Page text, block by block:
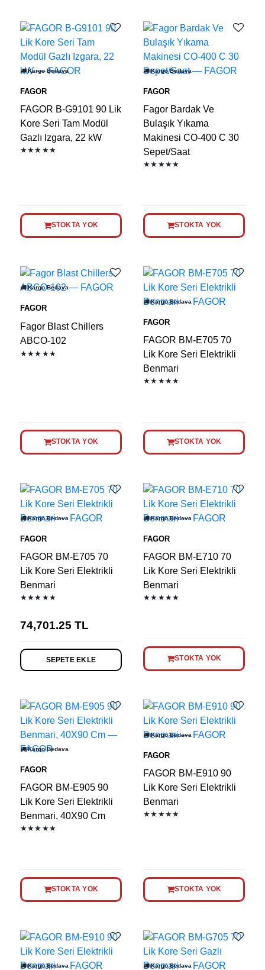
Kargo Bedava
FAGOR
FAGOR B-G9101 90 Lik
Kore Seri Tam Modül
Gazlı Izgara, 22 kW
★★★★★
STOKTA YOK
Kargo Bedava
FAGOR
Fagor Bardak Ve
Bulaşık Yıkama
Makinesi CO-400 C 30
Sepet/Saat
★★★★★
STOKTA YOK
Kargo Bedava
FAGOR
Fagor Blast Chillers
ABCO-102
★★★★★
STOKTA YOK
Kargo Bedava
FAGOR
FAGOR BM-E705 70
Lik Kore Seri Elektrikli
Benmari
★★★★★
STOKTA YOK
Kargo Bedava
FAGOR
FAGOR BM-E705 70
Lik Kore Seri Elektrikli
Benmari
★★★★★
74,701.25 TL
SEPETE EKLE
Kargo Bedava
FAGOR
FAGOR BM-E710 70
Lik Kore Seri Elektrikli
Benmari
★★★★★
STOKTA YOK
Kargo Bedava
FAGOR
FAGOR BM-E905 90
Lik Kore Seri Elektrikli
Benmari, 40X90 Cm
★★★★★
STOKTA YOK
Kargo Bedava
FAGOR
FAGOR BM-E910 90
Lik Kore Seri Elektrikli
Benmari
★★★★★
STOKTA YOK
Kargo Bedava Kargo Bedava